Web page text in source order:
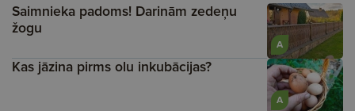
A
Saimnieka padoms! Darinām zedeņu
žogu
A
Kas jāzina pirms olu inkubācijas?